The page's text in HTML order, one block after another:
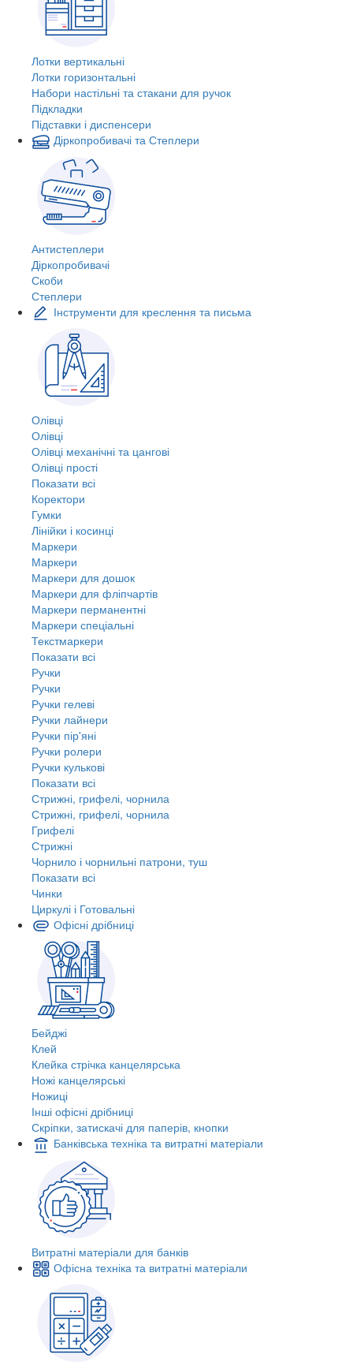
Лотки вертикальні
Лотки горизонтальні
Набори настільні та стакани для ручок
Підкладки
Підставки і диспенсери
Діркопробивачі та Степлери
Антистеплери
Діркопробивачі
Скоби
Степлери
Інструменти для креслення та письма
Олівці
Олівці
Олівці механічні та цангові
Олівці прості
Показати всі
Коректори
Гумки
Лінійки і косинці
Маркери
Маркери
Маркери для дошок
Маркери для фліпчартів
Маркери перманентні
Маркери спеціальні
Текстмаркери
Показати всі
Ручки
Ручки
Ручки гелеві
Ручки лайнери
Ручки пір'яні
Ручки ролери
Ручки кулькові
Показати всі
Стрижні, грифелі, чорнила
Стрижні, грифелі, чорнила
Грифелі
Стрижні
Чорнило і чорнильні патрони, туш
Показати всі
Чинки
Циркулі і Готовальні
Офісні дрібниці
Бейджі
Клей
Клейка стрічка канцелярська
Ножі канцелярські
Ножиці
Інші офісні дрібниці
Скріпки, затискачі для паперів, кнопки
Банківська техніка та витратні матеріали
Витратні матеріали для банків
Офісна техніка та витратні матеріали